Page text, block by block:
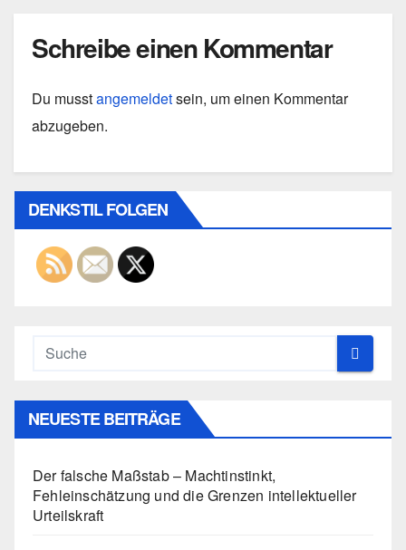
Schreibe einen Kommentar
Du musstangemeldetsein, um einen Kommentar
abzugeben.
DENKSTIL FOLGEN
NEUESTE BEITRÄGE
Der falsche Maßstab – Machtinstinkt,
Fehleinschätzung und die Grenzen intellektueller
Urteilskraft